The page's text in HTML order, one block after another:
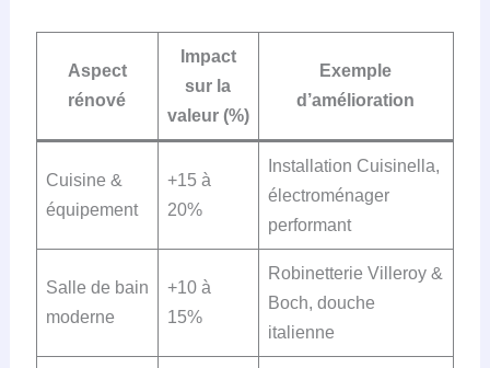
Aspect
rénové
Impact
sur la
valeur (%)
Exemple
d’amélioration
Cuisine &
équipement
+15 à
20%
Installation Cuisinella,
électroménager
performant
Salle de bain
moderne
+10 à
15%
Robinetterie Villeroy &
Boch, douche
italienne